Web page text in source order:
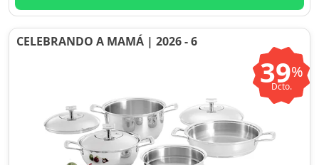
CELEBRANDO A MAMÁ | 2026 - 6
39%
Dcto.